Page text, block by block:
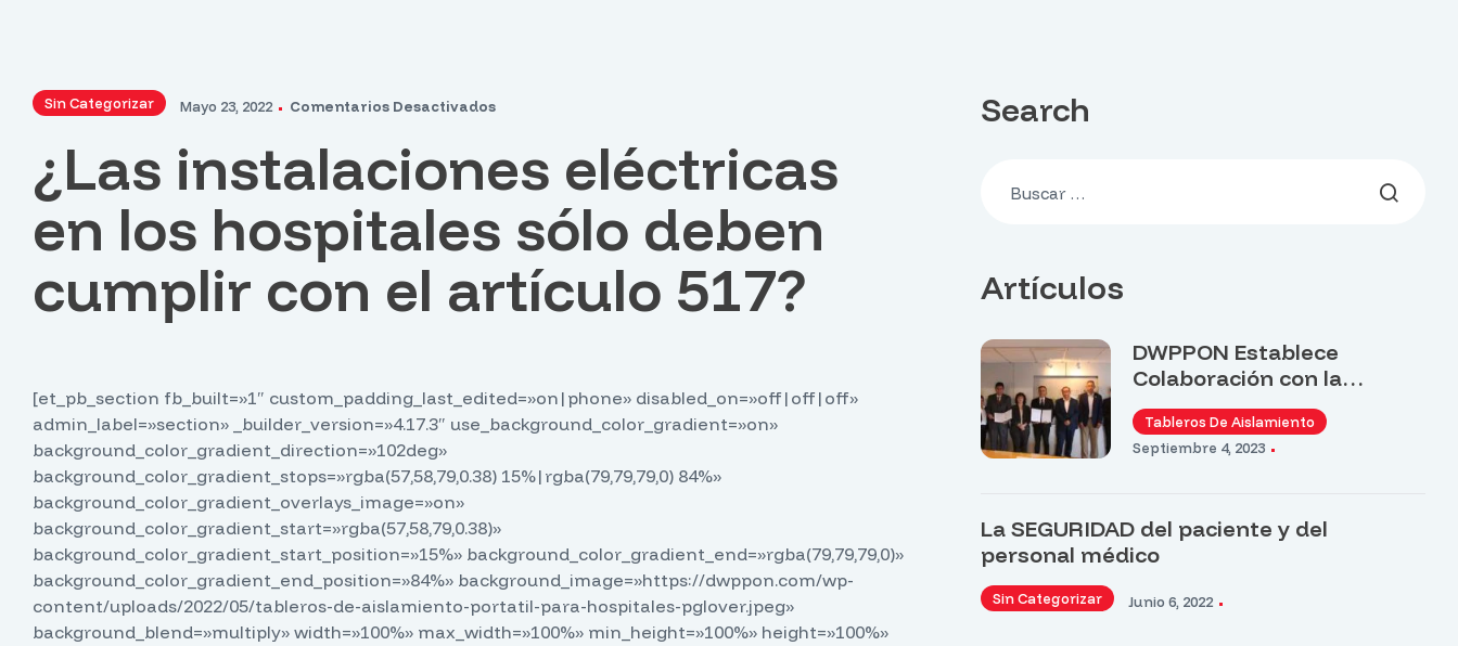
Sin Categorizar Mayo 23, 2022 Comentarios Desactivados
¿Las instalaciones eléctricas
en los hospitales sólo deben
cumplir con el artículo 517?
[et_pb_section fb_built=»1″ custom_padding_last_edited=»on|phone» disabled_on=»off|off|off»
admin_label=»section» _builder_version=»4.17.3″ use_background_color_gradient=»on»
background_color_gradient_direction=»102deg»
background_color_gradient_stops=»rgba(57,58,79,0.38) 15%|rgba(79,79,79,0) 84%»
background_color_gradient_overlays_image=»on»
background_color_gradient_start=»rgba(57,58,79,0.38)»
background_color_gradient_start_position=»15%» background_color_gradient_end=»rgba(79,79,79,0)»
background_color_gradient_end_position=»84%» background_image=»https://dwppon.com/wp-
content/uploads/2022/05/tableros-de-aislamiento-portatil-para-hospitales-pglover.jpeg»
background_blend=»multiply» width=»100%» max_width=»100%» min_height=»100%» height=»100%»
Search
Artículos
DWPPON Establece
Colaboración con la
Universidad La Salle Bajío y
el CIME de León
Septiembre 4, 2023
Tableros De Aislamiento
La SEGURIDAD del paciente y del
personal médico
Junio 6, 2022
Sin Categorizar